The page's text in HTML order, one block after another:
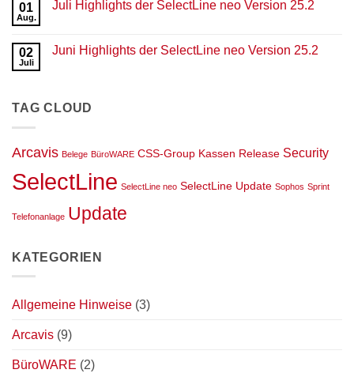
der
SelectLine
25.3
zu
September
SelectLine
neo
01
Aug.
Juli Highlights der SelectLine neo Version 25.2
Juli
Version
25.2
02
Juli
Juni Highlights der SelectLine neo Version 25.2
Highlights
Version
25.2
TAG CLOUD
Arcavis Belege BüroWARE CSS-Group Kassen Release Security
SelectLine SelectLine neo SelectLine Update Sophos Sprint
Telefonanlage Update
KATEGORIEN
Allgemeine Hinweise (3)
Arcavis (9)
BüroWARE (2)